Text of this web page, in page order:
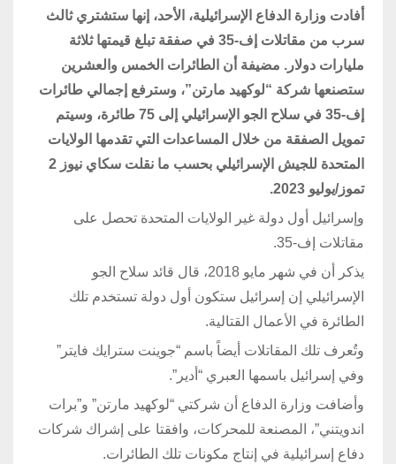
أفادت وزارة الدفاع الإسرائيلية، الأحد، إنها ستشتري ثالث
سرب من مقاتلات إف-35 في صفقة تبلغ قيمتها ثلاثة
مليارات دولار. مضيفة أن الطائرات الخمس والعشرين
ستصنعها شركة “لوكهيد مارتن”، وسترفع إجمالي طائرات
إف-35 في سلاح الجو الإسرائيلي إلى 75 طائرة، وسيتم
تمويل الصفقة من خلال المساعدات التي تقدمها الولايات
المتحدة للجيش الإسرائيلي بحسب ما نقلت سكاي نيوز 2
تموز/يوليو 2023.
وإسرائيل أول دولة غير الولايات المتحدة تحصل على
مقاتلات إف-35.
يذكر أن في شهر مايو 2018، قال قائد سلاح الجو
الإسرائيلي إن إسرائيل ستكون أول دولة تستخدم تلك
الطائرة في الأعمال القتالية.
وتُعرف تلك المقاتلات أيضاً باسم “جوينت سترايك فايتر”
وفي إسرائيل باسمها العبري “أدير”.
وأضافت وزارة الدفاع أن شركتي “لوكهيد مارتن” و”برات
اندويتني”، المصنعة للمحركات، وافقتا على إشراك شركات
دفاع إسرائيلية في إنتاج مكونات تلك الطائرات.